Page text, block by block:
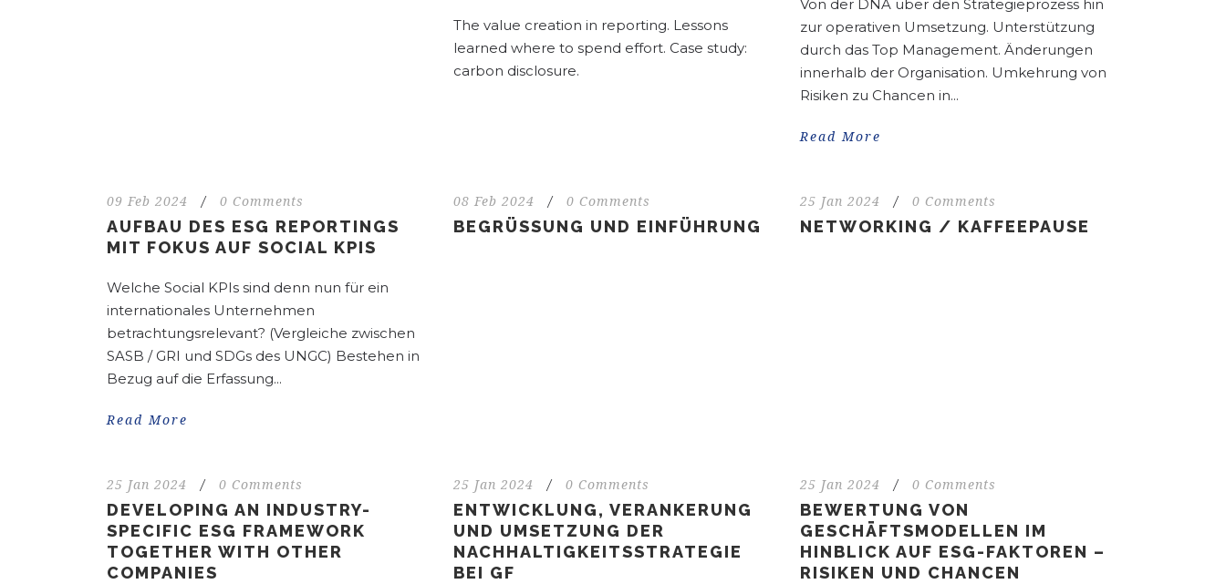
The value creation in reporting. Lessons
learned where to spend effort. Case study:
carbon disclosure.
Von der DNA über den Strategieprozess hin
zur operativen Umsetzung. Unterstützung
durch das Top Management. Änderungen
innerhalb der Organisation. Umkehrung von
Risiken zu Chancen in...
Read More
09 Feb 2024 / 0 Comments
AUFBAU DES ESG REPORTINGS
MIT FOKUS AUF SOCIAL KPIS
Welche Social KPIs sind denn nun für ein
internationales Unternehmen
betrachtungsrelevant? (Vergleiche zwischen
SASB / GRI und SDGs des UNGC) Bestehen in
Bezug auf die Erfassung...
Read More
08 Feb 2024 / 0 Comments
BEGRÜSSUNG UND EINFÜHRUNG
25 Jan 2024 / 0 Comments
NETWORKING / KAFFEEPAUSE
25 Jan 2024 / 0 Comments
DEVELOPING AN INDUSTRY-
SPECIFIC ESG FRAMEWORK
TOGETHER WITH OTHER
COMPANIES
25 Jan 2024 / 0 Comments
ENTWICKLUNG, VERANKERUNG
UND UMSETZUNG DER
NACHHALTIGKEITSSTRATEGIE
BEI GF
25 Jan 2024 / 0 Comments
BEWERTUNG VON
GESCHÄFTSMODELLEN IM
HINBLICK AUF ESG-FAKTOREN –
RISIKEN UND CHANCEN